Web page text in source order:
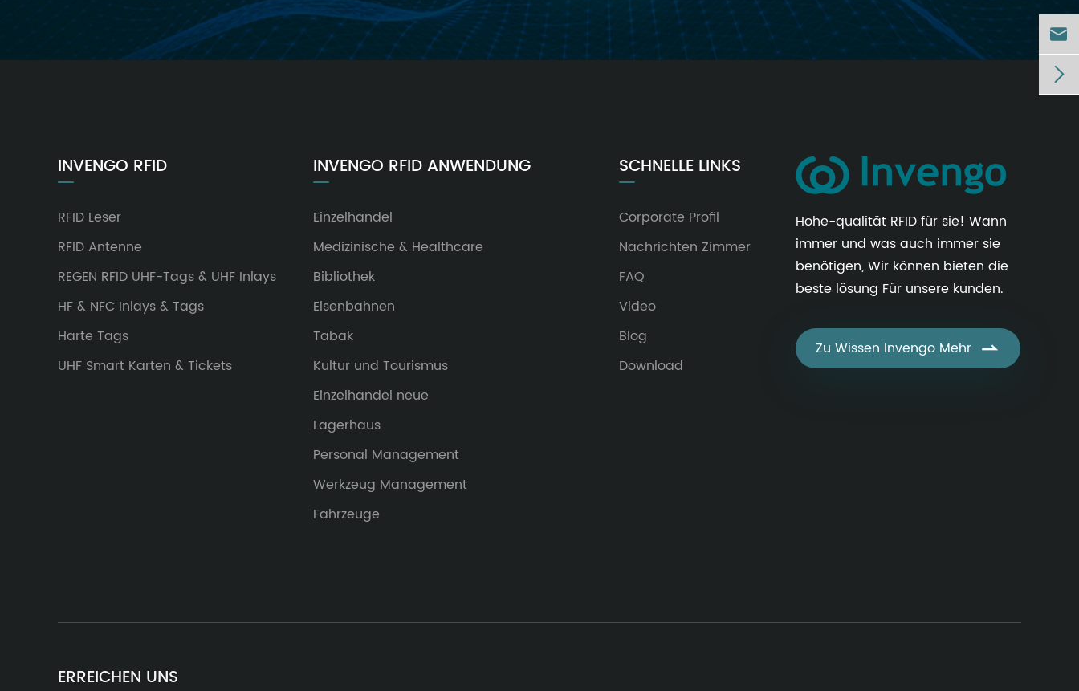
INVENGO RFID
RFID Leser
RFID Antenne
REGEN RFID UHF-Tags & UHF Inlays
HF & NFC Inlays & Tags
Harte Tags
UHF Smart Karten & Tickets
INVENGO RFID ANWENDUNG
Einzelhandel
Medizinische & Healthcare
Bibliothek
Eisenbahnen
Tabak
Kultur und Tourismus
Einzelhandel neue
Lagerhaus
Personal Management
Werkzeug Management
Fahrzeuge
SCHNELLE LINKS
Corporate Profil
Nachrichten Zimmer
FAQ
Video
Blog
Download
Hohe-qualität RFID für sie! Wann
immer und was auch immer sie
benötigen, Wir können bieten die
beste lösung Für unsere kunden.
Zu Wissen Invengo Mehr 
ERREICHEN UNS

